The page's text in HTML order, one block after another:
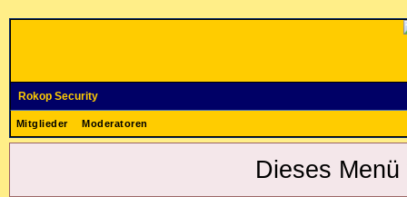
Rokop Security
Mitglieder Moderatoren
Dieses